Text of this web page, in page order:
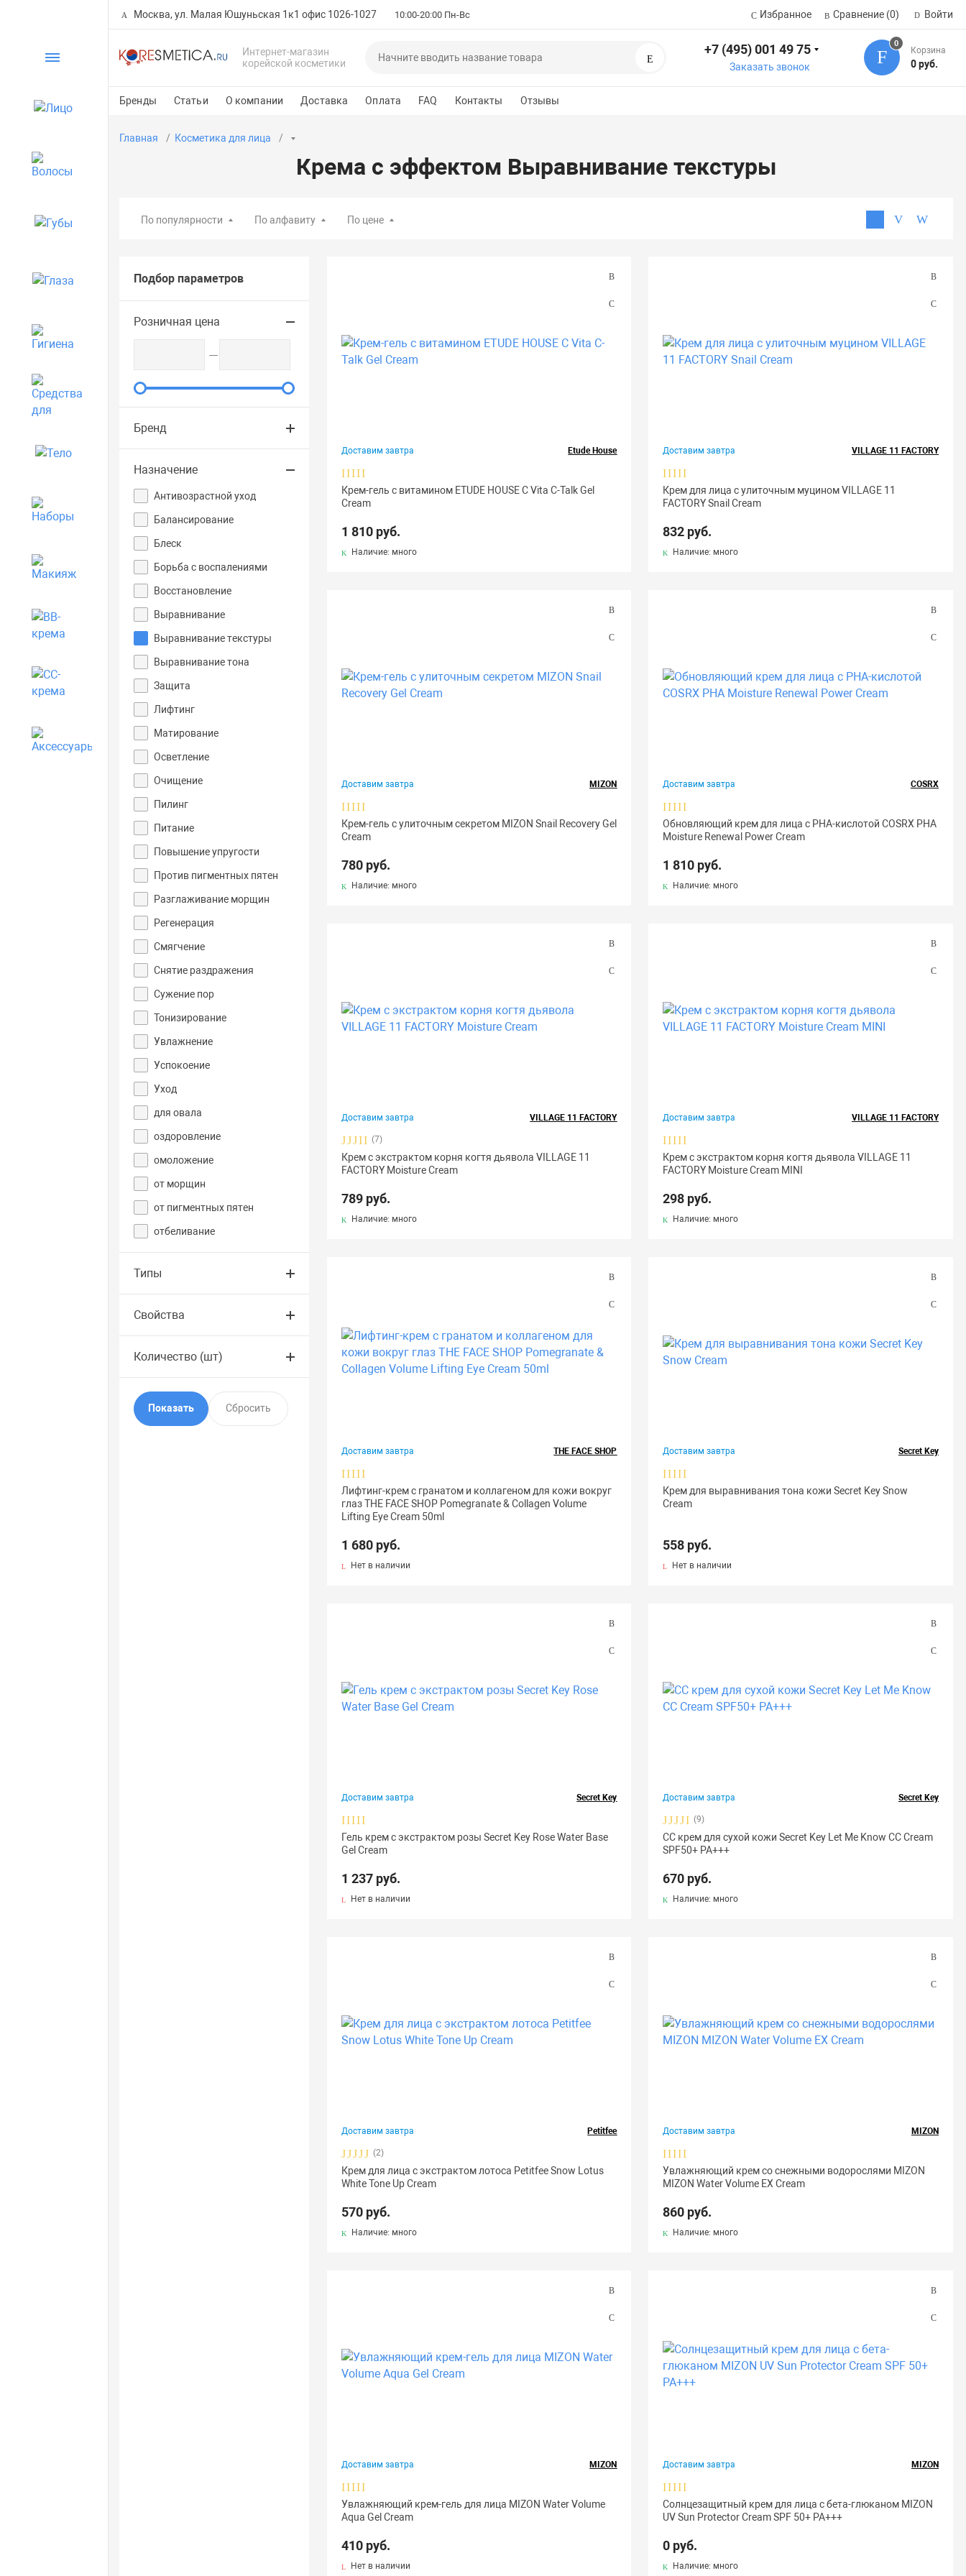
Москва, ул. Малая Юшуньская 1к1 офис 1026-1027 10:00-20:00 Пн-Вс Избранное Сравнение (0) Войти
Интернет-магазин
корейской косметики
+7 (495) 001 49 75
Заказать звонок
0
Корзина
0 руб.
Бренды Статьи О компании Доставка Оплата FAQ Контакты Отзывы
Каталог
Средства для дома
BB-крема
CC-крема
Аксессуары
Главная Косметика для лица
Крема с эффектом Выравнивание текстуры
По популярности По алфавиту По цене
Подбор параметров
Розничная цена
Бренд
Назначение
Антивозрастной уход
Балансирование
Блеск
Борьба с воспалениями
Восстановление
Выравнивание
Выравнивание текстуры
Выравнивание тона
Защита
Лифтинг
Матирование
Осветление
Очищение
Пилинг
Питание
Повышение упругости
Против пигментных пятен
Разглаживание морщин
Регенерация
Смягчение
Снятие раздражения
Сужение пор
Тонизирование
Увлажнение
Успокоение
Уход
для овала
оздоровление
омоложение
от морщин
от пигментных пятен
отбеливание
Типы
Свойства
Количество (шт)
Доставим завтра Etude House
Крем-гель с витамином ETUDE HOUSE С Vita C-Talk Gel
Cream
1 810 руб.
Наличие: много
Доставим завтра VILLAGE 11 FACTORY
Крем для лица с улиточным муцином VILLAGE 11
FACTORY Snail Cream
832 руб.
Наличие: много
Доставим завтра MIZON
Крем-гель с улиточным секретом MIZON Snail Recovery Gel
Cream
780 руб.
Наличие: много
Доставим завтра COSRX
Обновляющий крем для лица с PHA-кислотой COSRX PHA
Moisture Renewal Power Cream
1 810 руб.
Наличие: много
Доставим завтра VILLAGE 11 FACTORY
(7)
Крем с экстрактом корня когтя дьявола VILLAGE 11
FACTORY Moisture Cream
789 руб.
Наличие: много
Доставим завтра VILLAGE 11 FACTORY
Крем с экстрактом корня когтя дьявола VILLAGE 11
FACTORY Moisture Cream MINI
298 руб.
Наличие: много
Доставим завтра THE FACE SHOP
Лифтинг-крем с гранатом и коллагеном для кожи вокруг
глаз THE FACE SHOP Pomegranate & Collagen Volume
Lifting Eye Cream 50ml
1 680 руб.
Нет в наличии
Доставим завтра Secret Key
Крем для выравнивания тона кожи Secret Key Snow
Cream
558 руб.
Нет в наличии
Доставим завтра Secret Key
Гель крем с экстрактом розы Secret Key Rose Water Base
Gel Cream
1 237 руб.
Нет в наличии
Доставим завтра Secret Key
(9)
CС крем для сухой кожи Secret Key Let Me Know CC Cream
SPF50+ РА+++
670 руб.
Наличие: много
Доставим завтра Petitfee
(2)
Крем для лица с экстрактом лотоса Petitfee Snow Lotus
White Tone Up Cream
570 руб.
Наличие: много
Доставим завтра MIZON
Увлажняющий крем со снежными водорослями MIZON
MIZON Water Volume EX Cream
860 руб.
Наличие: много
Доставим завтра MIZON
Увлажняющий крем-гель для лица MIZON Water Volume
Aqua Gel Cream
410 руб.
Нет в наличии
Доставим завтра MIZON
Солнцезащитный крем для лица с бета-глюканом MIZON
UV Sun Protector Cream SPF 50+ PA+++
0 руб.
Наличие: много